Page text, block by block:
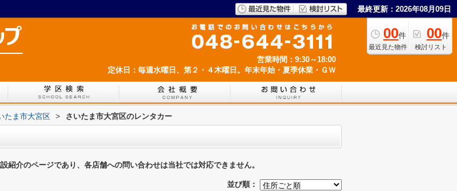
最終更新：2026年08月09日
00件
最近見た物件
00件
検討リスト
営業時間：9:30～18:00
定休日：毎週水曜日、第２・４木曜日。年末年始・夏季休業・ＧＷ
たま市大宮区 > さいたま市大宮区のレンタカー
紹介のページであり、各店舗への問い合わせは当社では対応できません。
並び順：